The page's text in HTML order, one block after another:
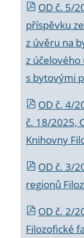
OD č. 5/
příspěvku
z úvěru na
z
s bytovými
OD č. 4/
č. 18/2025,
Knihovny
OD č. 3/
regionů
OD č. 2/
Filozofické